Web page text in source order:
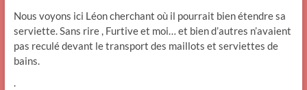
Nous voyons ici Léon cherchant où il pourrait bien étendre sa
serviette. Sans rire , Furtive et moi… et bien d’autres n’avaient
pas reculé devant le transport des maillots et serviettes de
bains.
.